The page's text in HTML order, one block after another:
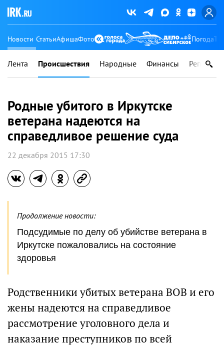
Новости СтатьиАфишаФото Погода
Лента Происшествия Народные Финансы Регионы
Родные убитого в Иркутске
ветерана надеются на
справедливое решение суда
22 декабря 2015 17:30
Продолжение новости:
Подсудимые по делу об убийстве ветерана в
Иркутске пожаловались на состояние
здоровья
Родственники убитых ветерана ВОВ и его
жены надеются на справедливое
рассмотрение уголовного дела и
наказание преступников по всей